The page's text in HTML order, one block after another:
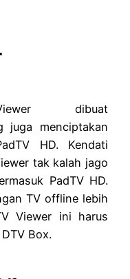
dibuat
juga menciptakan
HD. Kendati
tak kalah jago
PadTV HD.
TV offline lebih
Viewer ini harus
Box.